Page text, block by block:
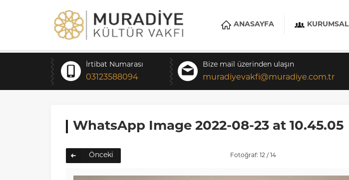
ANASAYFA KURUMSAL
İrtibat Numarası
03123588094
Bize mail üzerinden ulaşın
muradiyevakfi@muradiye.com.tr
WhatsApp Image 2022-08-23 at 10.45.05
Önceki Fotoğraf: 12 / 14